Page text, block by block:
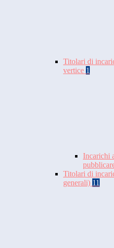
Titolari di
vertice 1
Incarichi
Titolari di
generali) 11